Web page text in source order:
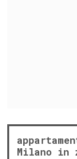
Milano in